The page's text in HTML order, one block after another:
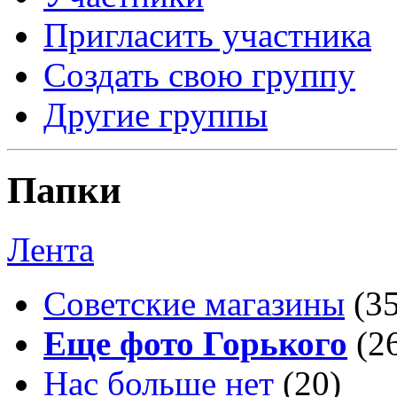
Пригласить участника
Создать свою группу
Другие группы
Папки
Лента
Советские магазины
Еще фото Горького
Нас больше нет (20)